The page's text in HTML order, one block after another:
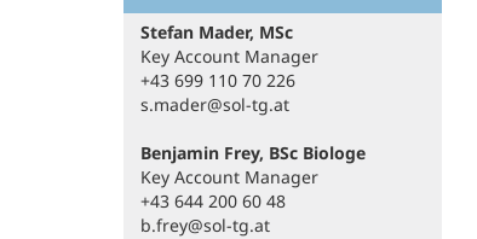
Stefan Mader, MSc
Key Account Manager
+43 699 110 70 226
s.mader@sol-tg.at
Benjamin Frey, BSc Biologe
Key Account Manager
+43 644 200 60 48
b.frey@sol-tg.at